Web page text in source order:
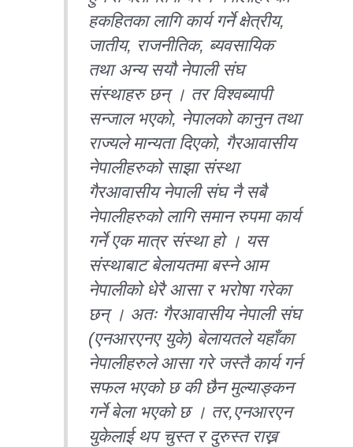
हकहितका लागि कार्य गर्ने क्षेत्रीय,
जातीय, राजनीतिक, ब्यवसायिक
तथा अन्य सयौ नेपाली संघ
संस्थाहरु छन् । तर विश्वब्यापी
सन्जाल भएको, नेपालको कानुन तथा
राज्यले मान्यता दिएको, गैरआवासीय
नेपालीहरुको साझा संस्था
गैरआवासीय नेपाली संघ नै सबै
नेपालीहरुको लागि समान रुपमा कार्य
गर्ने एक मात्र संस्था हो । यस
संस्थाबाट बेलायतमा बस्ने आम
नेपालीको धेरै आसा र भरोषा गरेका
छन् । अतः गैरआवासीय नेपाली संघ
(एनआरएनए युके) बेलायतले यहाँका
नेपालीहरुले आसा गरे जस्तै कार्य गर्न
सफल भएको छ की छैन मुल्याङ्कन
गर्ने बेला भएको छ । तर,एनआरएन
युकेलाई थप चुस्त र दुरुस्त राख्न